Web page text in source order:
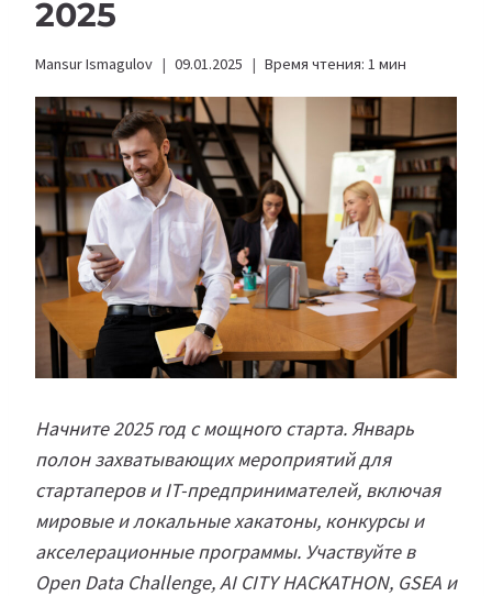
2025
Mansur Ismagulov 09.01.2025 Время чтения: 1 мин
Начните 2025 год с мощного старта. Январь
полон захватывающих мероприятий для
стартаперов и IT-предпринимателей, включая
мировые и локальные хакатоны, конкурсы и
акселерационные программы. Участвуйте в
Open Data Challenge, AI CITY HACKATHON, GSEA и